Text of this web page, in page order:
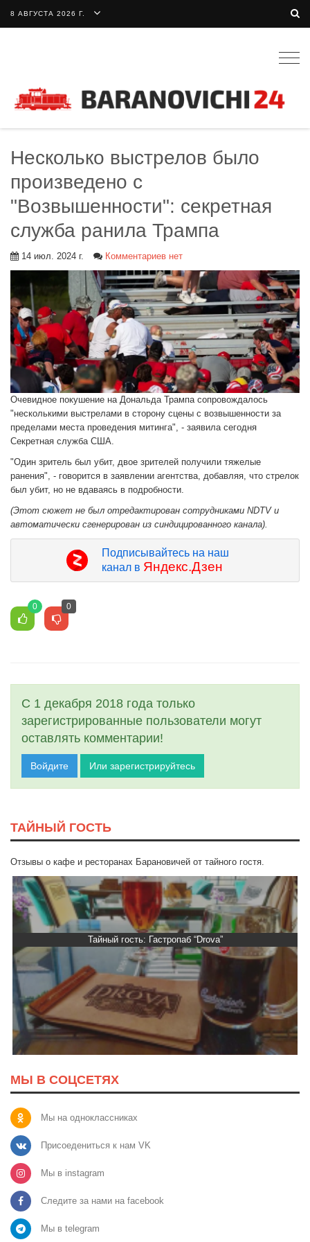
8 АВГУСТА 2026 Г.
Несколько выстрелов было
произведено с
"Возвышенности": секретная
служба ранила Трампа
14 июл. 2024 г. Комментариев нет
Очевидное покушение на Дональда Трампа сопровождалось
"несколькими выстрелами в сторону сцены с возвышенности за
пределами места проведения митинга", - заявила сегодня
Секретная служба США.
"Один зритель был убит, двое зрителей получили тяжелые
ранения", - говорится в заявлении агентства, добавляя, что стрелок
был убит, но не вдаваясь в подробности.
(Этот сюжет не был отредактирован сотрудниками NDTV и
автоматически сгенерирован из синдицированного канала).
Подписывайтесь на наш
канал в Яндекс.Дзен
0 0
С 1 декабря 2018 года только
зарегистрированные пользователи могут
оставлять комментарии!
Войдите Или зарегистрируйтесь
ТАЙНЫЙ ГОСТЬ
Отзывы о кафе и ресторанах Барановичей от тайного гостя.
Тайный гость: Гастропаб “Drova”
МЫ В СОЦСЕТЯХ
Мы на одноклассниках
Присоедениться к нам VK
Мы в instagram
Следите за нами на facebook
Мы в telegram